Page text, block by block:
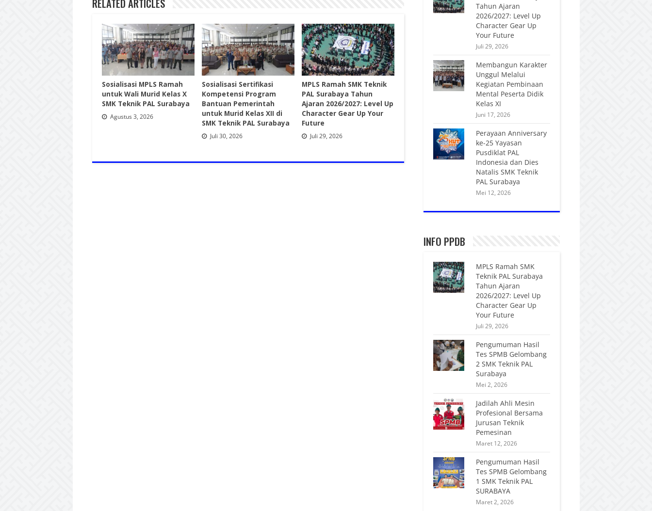
RELATED ARTICLES
Sosialisasi MPLS Ramah
untuk Wali Murid Kelas X
SMK Teknik PAL Surabaya
Agustus 3, 2026
Sosialisasi Sertifikasi
Kompetensi Program
Bantuan Pemerintah
untuk Murid Kelas XII di
SMK Teknik PAL Surabaya
Juli 30, 2026
MPLS Ramah SMK Teknik
PAL Surabaya Tahun
Ajaran 2026/2027: Level Up
Character Gear Up Your
Future
Juli 29, 2026
Tahun Ajaran
2026/2027: Level Up
Character Gear Up
Your Future
Juli 29, 2026
Membangun Karakter
Unggul Melalui
Kegiatan Pembinaan
Mental Peserta Didik
Kelas XI
Juni 17, 2026
Perayaan Anniversary
ke-25 Yayasan
Pusdiklat PAL
Indonesia dan Dies
Natalis SMK Teknik
PAL Surabaya
Mei 12, 2026
INFO PPDB
MPLS Ramah SMK
Teknik PAL Surabaya
Tahun Ajaran
2026/2027: Level Up
Character Gear Up
Your Future
Juli 29, 2026
Pengumuman Hasil
Tes SPMB Gelombang
2 SMK Teknik PAL
Surabaya
Mei 2, 2026
Jadilah Ahli Mesin
Profesional Bersama
Jurusan Teknik
Pemesinan
Maret 12, 2026
Pengumuman Hasil
Tes SPMB Gelombang
1 SMK Teknik PAL
SURABAYA
Maret 2, 2026